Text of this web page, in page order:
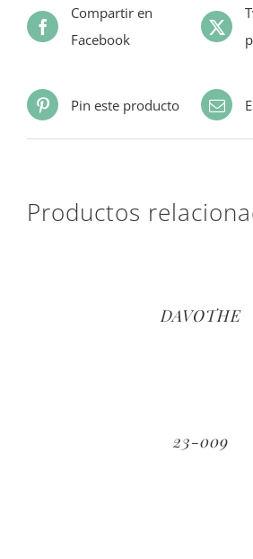
Compartir en
Facebook
Pin este producto
Productos
DAVOTHE
23-009